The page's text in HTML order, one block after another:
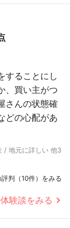
することにし
、買い主がつ
さんの状態確
どの心配があ
/ 地元に詳しい 他3
判（10件）をみる
験談をみる